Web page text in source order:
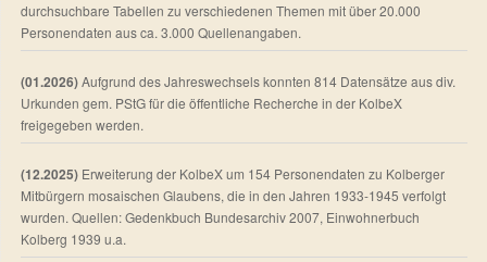
durchsuchbare Tabellen zu verschiedenen Themen mit über 20.000
Personendaten aus ca. 3.000 Quellenangaben.
(01.2026)Aufgrund des Jahreswechsels konnten 814 Datensätze aus div.
Urkunden gem. PStG für die öffentliche Recherche in der KolbeX
freigegeben werden.
(12.2025) Erweiterung der KolbeX um 154 Personendaten zu Kolberger
Mitbürgern mosaischen Glaubens, die in den Jahren 1933-1945 verfolgt
wurden. Quellen: Gedenkbuch Bundesarchiv 2007, Einwohnerbuch
Kolberg 1939 u.a.